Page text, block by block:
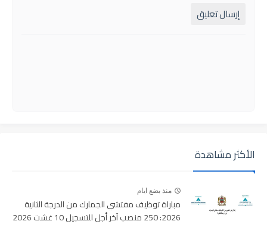
إرسال تعليق
الأكثر مشاهدة
منذ بضع ايام
مباراة توظيف مفتشي الجمارك من الدرجة الثانية
2026: 250 منصب آخر أجل للتسجيل 10 غشت 2026